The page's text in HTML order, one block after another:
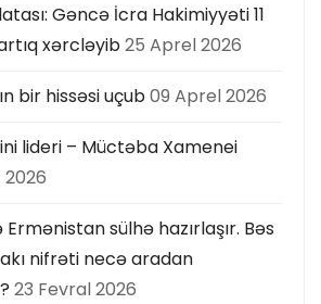
Gəncə İcra Hakimiyyəti 11
xərcləyib25 Aprel 2026
bir hissəsi uçub09 Aprel 2026
lideri – Müctəba Xamenei
2026
sülhə hazırlaşır. Bəs
nifrəti necə aradan
23 Fevral 2026